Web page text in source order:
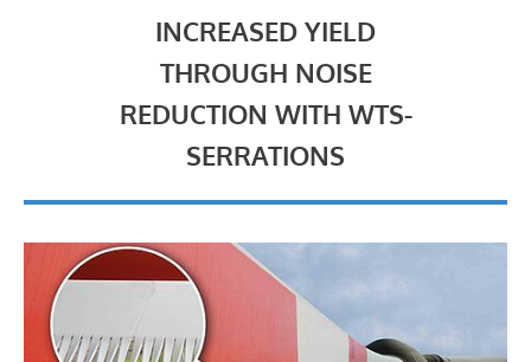
INCREASED YIELD
THROUGH NOISE
REDUCTION WITH WTS-
SERRATIONS